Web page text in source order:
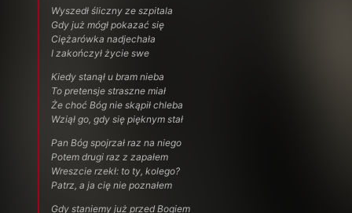
Wyszedł śliczny ze szpitala
Gdy już mógł pokazać się
Ciężarówka nadjechała
I zakończył życie swe
Kiedy stanął u bram nieba
To pretensje straszne miał
Że choć Bóg nie skąpił chleba
Wziął go, gdy się pięknym stał
Pan Bóg spojrzał raz na niego
Potem drugi raz z zapałem
Wreszcie rzekł: to ty, kolego?
Patrz, a ja cię nie poznałem
Gdy staniemy już przed Bogiem